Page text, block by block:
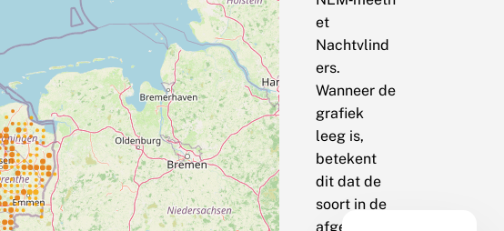
et
Nachtvlind
ers.
Wanneer de
grafiek
leeg is,
betekent
dit dat de
soort in de
afgelopen